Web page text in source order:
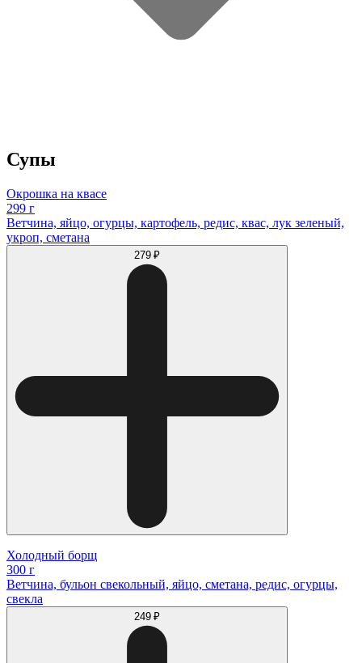
Супы
Окрошка на квасе
299 г
Ветчина, яйцо, огурцы, картофель, редис, квас, лук зеленый,
укроп, сметана
279 ₽
Холодный борщ
300 г
Ветчина, бульон свекольный, яйцо, сметана, редис, огурцы,
свекла
249 ₽